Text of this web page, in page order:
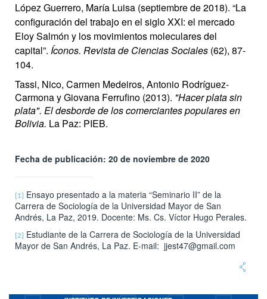
López Guerrero, María Luisa (septiembre de 2018). “La
configuración del trabajo en el siglo XXI: el mercado
Eloy Salmón y los movimientos moleculares del
capital”. Íconos. Revista de Ciencias Sociales (62), 87-
104.
Tassi, Nico, Carmen Medeiros, Antonio Rodríguez-
Carmona y Giovana Ferrufino (2013). "Hacer plata sin
plata". El desborde de los comerciantes populares en
Bolivia. La Paz: PIEB.
Fecha de publicación: 20 de noviembre de 2020
[1]
Ensayo presentado a la materia “Seminario II” de la
Carrera de Sociología de la Universidad Mayor de San
Andrés, La Paz, 2019. Docente: Ms. Cs. Víctor Hugo Perales.
[2]
Estudiante de la Carrera de Sociología de la Universidad
Mayor de San Andrés, La Paz. E-mail: jjest47@gmail.com